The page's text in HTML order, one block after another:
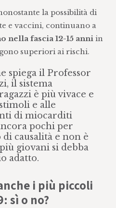
la possibilità di
e vaccini, continuano a
nella fascia 12-15 anniin
superiori ai rischi.
spiega il Professor
il sistema
è più vivace e
e alle
di miocarditi
pochi per
causalità e non è
giovani si debba
adatto.
i più piccoli
sì o no?